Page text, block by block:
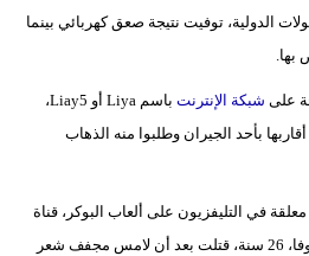
الدولية، توفيت نتيجة صعق كهربائي بينما
بها.
على شبكة الإنترنت
باسم Liya أو Liay5،
بأحد الجيران وطلبوا منه الذهاب
في التليفزيون على ألعاب البوكر، قناة
، أن نوفيكوفا، 26 سنة، قتلت بعد أن لامس مجفف شعر